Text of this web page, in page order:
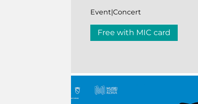
Event|Concert
Free with MIC card